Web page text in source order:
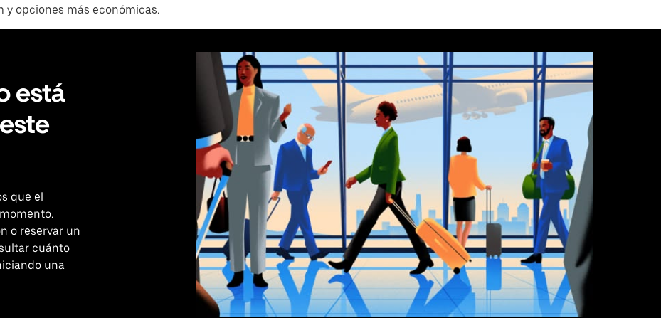
y opciones más económicas.
está
que el
o reservar un
cuánto
una